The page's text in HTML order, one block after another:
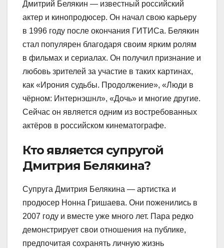
Дмитрий Белякин — известный российский
актер и кинопродюсер. Он начал свою карьеру
в 1996 году после окончания ГИТИСа. Белякин
стал популярен благодаря своим ярким ролям
в фильмах и сериалах. Он получил признание и
любовь зрителей за участие в таких картинах,
как «Ирония судьбы. Продолжение», «Люди в
чёрном: Интернэшнл», «Дочь» и многие другие.
Сейчас он является одним из востребованных
актёров в российском кинематографе.
Кто является супругой
Дмитрия Белякина?
Супруга Дмитрия Белякина — артистка и
продюсер Нонна Гришаева. Они поженились в
2007 году и вместе уже много лет. Пара редко
демонстрирует свои отношения на публике,
предпочитая сохранять личную жизнь